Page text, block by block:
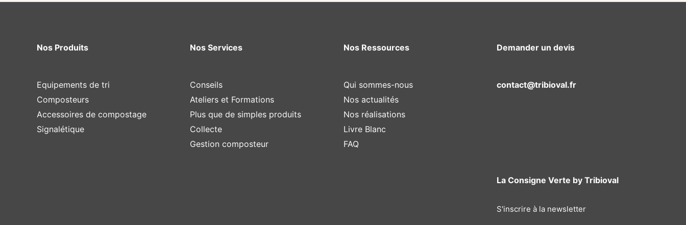
Nos Produits
Equipements de tri
Composteurs
Accessoires de compostage
Signalétique
Nos Services
Conseils
Ateliers et Formations
Plus que de simples produits
Collecte
Gestion composteur
Nos Ressources
Qui sommes-nous
Nos actualités
Nos réalisations
Livre Blanc
FAQ
Demander un devis
contact@tribioval.fr
La Consigne Verte by Tribioval
S'inscrire à la newsletter